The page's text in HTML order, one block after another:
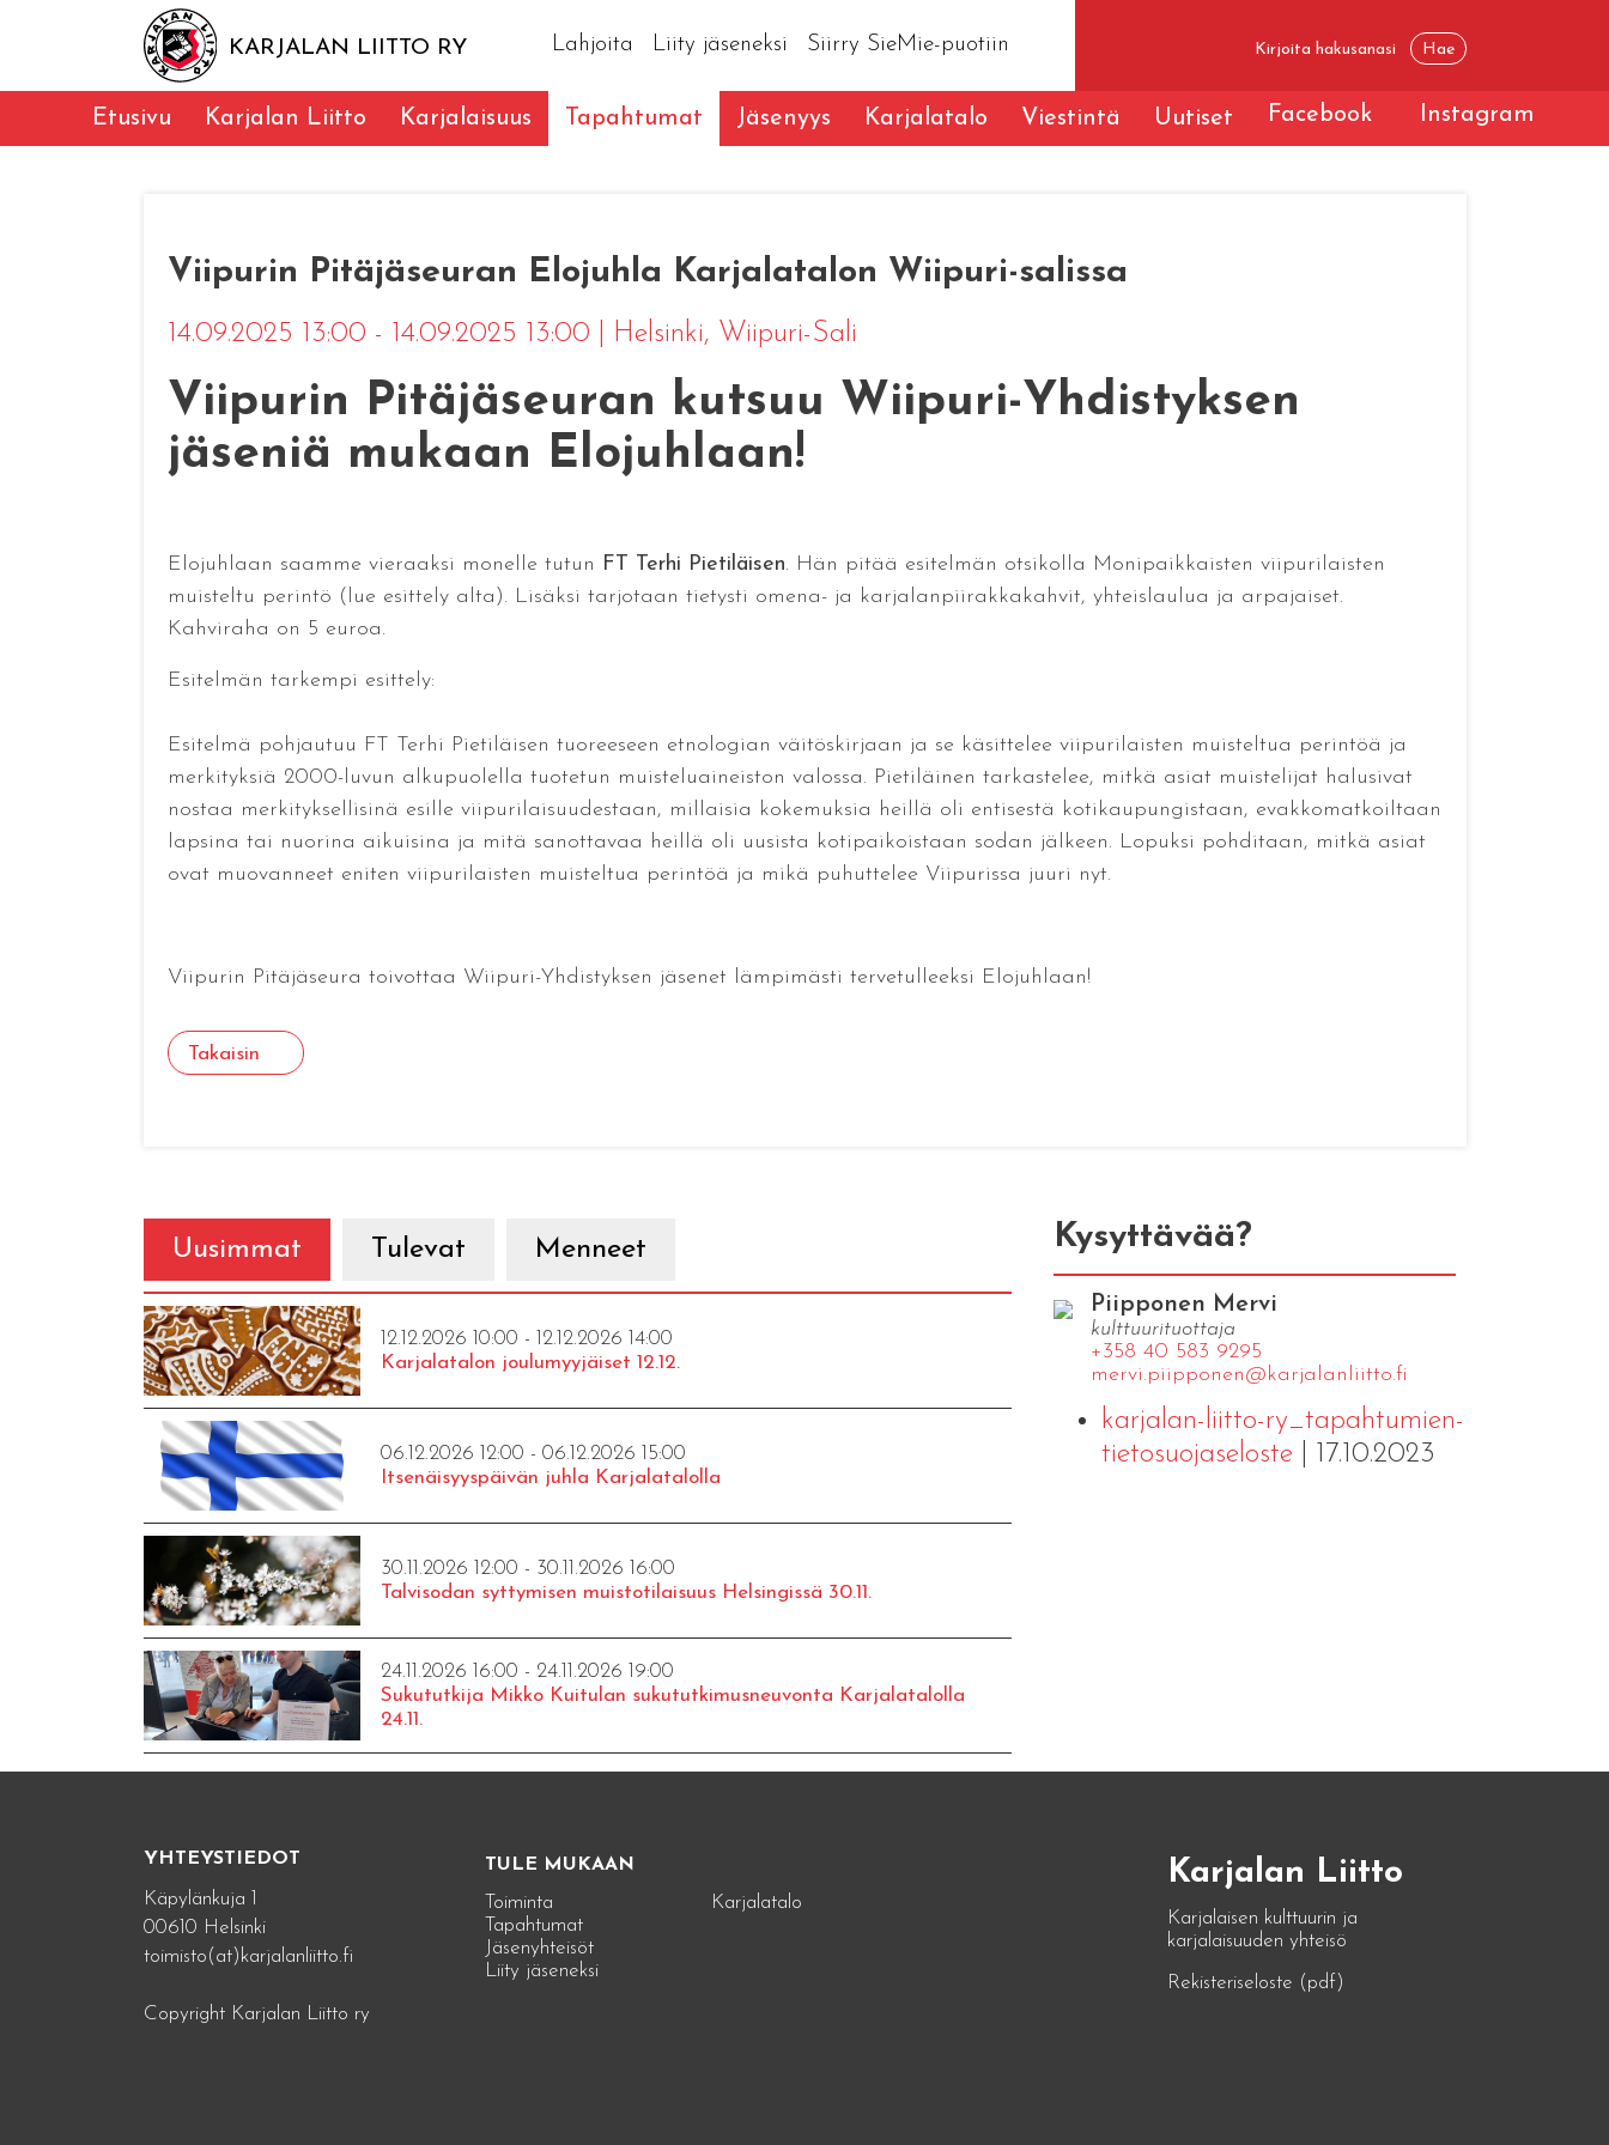
KARJALAN LIITTO RY Lahjoita Liity jäseneksi Siirry SieMie-puotiin
Etusivu Karjalan Liitto Karjalaisuus Tapahtumat Jäsenyys Karjalatalo Viestintä Uutiset Facebook Instagram
Viipurin Pitäjäseuran Elojuhla Karjalatalon Wiipuri-salissa
14.09.2025 13:00 - 14.09.2025 13:00 Helsinki, Wiipuri-Sali
Viipurin Pitäjäseuran kutsuu Wiipuri-Yhdistyksen
jäseniä mukaan Elojuhlaan!
Elojuhlaan saamme vieraaksi monelle tutun FT Terhi Pietiläisen. Hän pitää esitelmän otsikolla Monipaikkaisten viipurilaisten
muisteltu perintö (lue esittely alta). Lisäksi tarjotaan tietysti omena- ja karjalanpiirakkakahvit, yhteislaulua ja arpajaiset.
Kahviraha on 5 euroa.
Esitelmän tarkempi esittely:
Esitelmä pohjautuu FT Terhi Pietiläisen tuoreeseen etnologian väitöskirjaan ja se käsittelee viipurilaisten muisteltua perintöä ja
merkityksiä 2000-luvun alkupuolella tuotetun muisteluaineiston valossa. Pietiläinen tarkastelee, mitkä asiat muistelijat halusivat
nostaa merkityksellisinä esille viipurilaisuudestaan, millaisia kokemuksia heillä oli entisestä kotikaupungistaan, evakkomatkoiltaan
lapsina tai nuorina aikuisina ja mitä sanottavaa heillä oli uusista kotipaikoistaan sodan jälkeen. Lopuksi pohditaan, mitkä asiat
ovat muovanneet eniten viipurilaisten muisteltua perintöä ja mikä puhuttelee Viipurissa juuri nyt.
Viipurin Pitäjäseura toivottaa Wiipuri-Yhdistyksen jäsenet lämpimästi tervetulleeksi Elojuhlaan!
Takaisin
Uusimmat Tulevat Menneet
12.12.2026 10:00 - 12.12.2026 14:00
Karjalatalon joulumyyjäiset 12.12.
06.12.2026 12:00 - 06.12.2026 15:00
Itsenäisyyspäivän juhla Karjalatalolla
30.11.2026 12:00 - 30.11.2026 16:00
Talvisodan syttymisen muistotilaisuus Helsingissä 30.11.
24.11.2026 16:00 - 24.11.2026 19:00
Sukututkija Mikko Kuitulan sukututkimusneuvonta Karjalatalolla
24.11.
Kysyttävää?
Piipponen Mervi
kulttuurituottaja
+358 40 583 9295
mervi.​piipponen@​kar​jala​nlii​tto.​fi
karjalan-liitto-ry_tapahtumien-
tietosuojaseloste| 17.10.2023
YHTEYSTIEDOT
Käpylänkuja 1
00610 Helsinki
toimisto(at)karjalanliitto.fi
Copyright Karjalan Liitto ry
TULE MUKAAN
Toiminta
Tapahtumat
Jäsenyhteisöt
Liity jäseneksi
Karjalatalo
Karjalan Liitto
Karjalaisen kulttuurin ja
karjalaisuuden yhteisö
Rekisteriseloste (pdf)